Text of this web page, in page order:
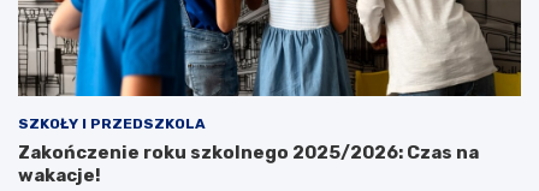
SZKOŁY I PRZEDSZKOLA
Zakończenie roku szkolnego 2025/2026: Czas na
wakacje!